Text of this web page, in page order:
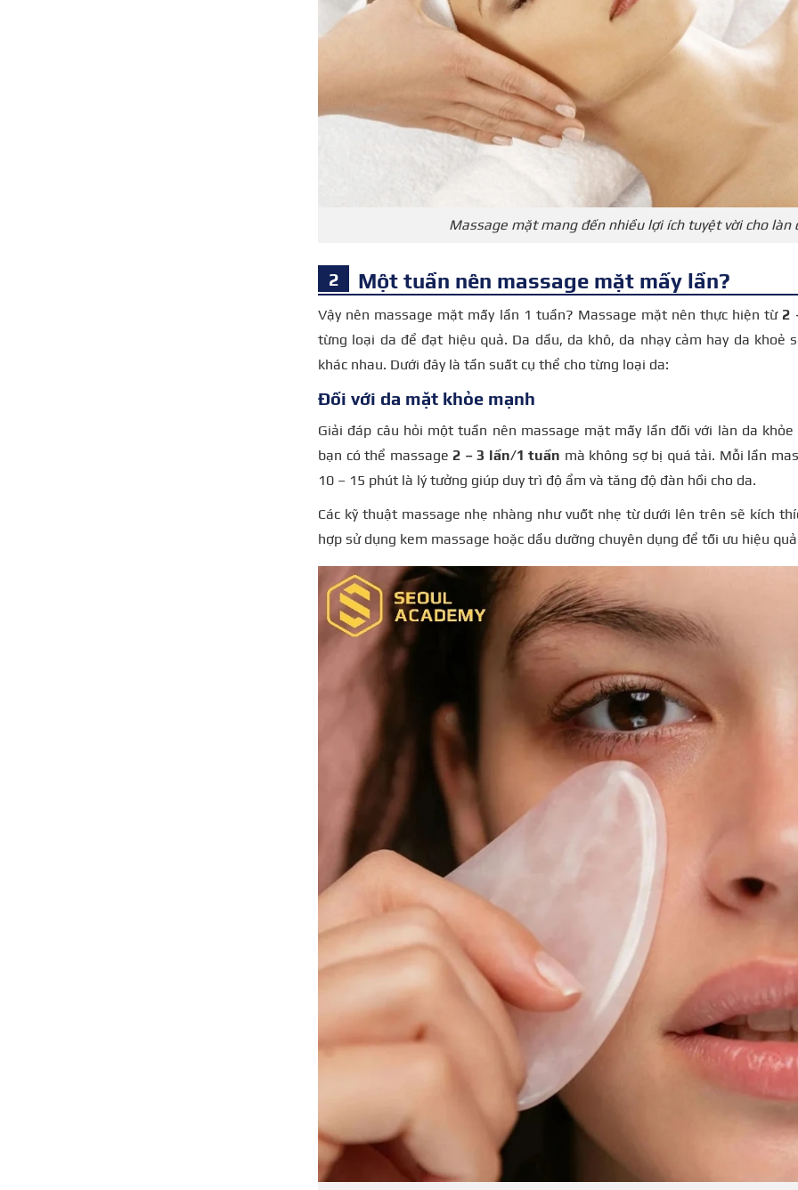
Massage mặt mang đến nhiều lợi ích tuyệt vời cho làn
Một tuần nên massage mặt mấy lần?
Vậy nên massage mặt mấy lần 1 tuần? Massage mặt nên thực hiện từ 2
từng loại da để đạt hiệu quả. Da dầu, da khô, da nhạy cảm hay da khoẻ
khác nhau. Dưới đây là tần suất cụ thể cho từng loại da:
Đối với da mặt khỏe mạnh
Giải đáp câu hỏi một tuần nên massage mặt mấy lần đối với làn da
bạn có thể massage 2 – 3 lần/1 tuần mà không sợ bị quá tải. Mỗi lần
10 – 15 phút là lý tưởng giúp duy trì độ ẩm và tăng độ đàn hồi cho da.
Các kỹ thuật massage nhẹ nhàng như vuốt nhẹ từ dưới lên trên sẽ kích
hợp sử dụng kem massage hoặc dầu dưỡng chuyên dụng để tối ưu hiệu